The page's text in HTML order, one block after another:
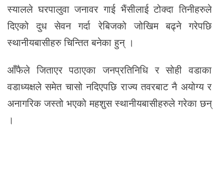
स्यालले घरपालुवा जनावर गाई भैंसीलाई टोक्दा तिनीहरुले
दिएको दुध सेवन गर्दा रेबिजको जोखिम बढ्ने गरेपछि
स्थानीयबासीहरु चिन्तित बनेका हुन् ।
आँफैले जिताएर पठाएका जनप्रतिनिधि र सोही वडाका
वडाध्यक्षले समेत चासो नदिएपछि राज्य तवरबाट नै अयोग्य र
अनागरिक जस्तो भएको महशुस स्थानीयबासीहरुले गरेका छन्
।